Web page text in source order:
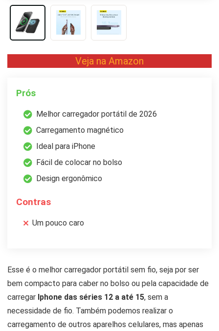
Veja na Amazon
Prós
Melhor carregador portátil de 2026
Carregamento magnético
Ideal para iPhone
Fácil de colocar no bolso
Design ergonômico
Contras
Um pouco caro
Esse é o melhor carregador portátil sem fio, seja por ser
bem compacto para caber no bolso ou pela capacidade de
carregar Iphone das séries 12 a até 15, sem a
necessidade de fio. Também podemos realizar o
carregamento de outros aparelhos celulares, mas apenas